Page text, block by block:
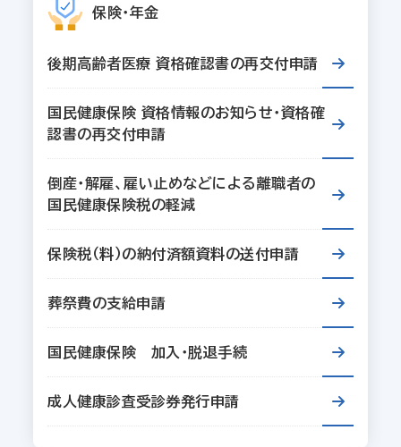
保険・年金
後期高齢者医療 資格確認書の再交付申請
国民健康保険 資格情報のお知らせ・資格確
認書の再交付申請
倒産・解雇、雇い止めなどによる離職者の
国民健康保険税の軽減
保険税（料）の納付済額資料の送付申請
葬祭費の支給申請
国民健康保険 加入・脱退手続
成人健康診査受診券発行申請